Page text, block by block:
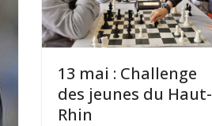
13 mai : Challenge
des jeunes du Haut-
Rhin